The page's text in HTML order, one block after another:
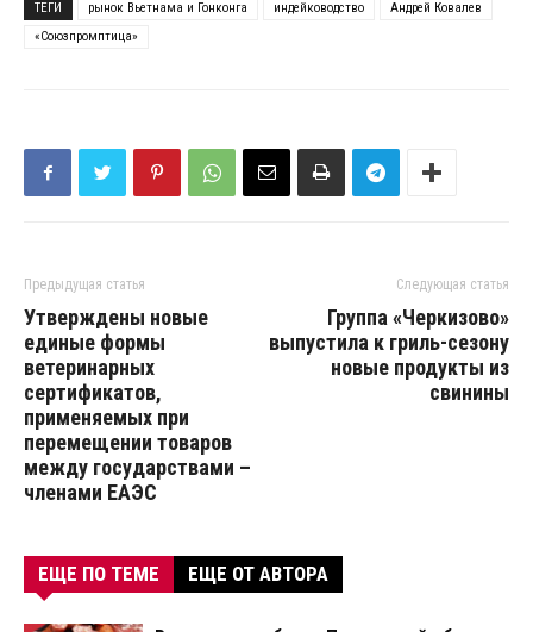
ТЕГИ
рынок Вьетнама и Гонконга индейководство
Андрей Ковалев
«Союзпромптица»
Предыдущая статья
Утверждены новые
единые формы
ветеринарных
сертификатов,
применяемых при
перемещении товаров
между государствами –
членами ЕАЭС
Следующая статья
Группа «Черкизово»
выпустила к гриль-сезону
новые продукты из
свинины
ЕЩЕ ПО ТЕМЕ ЕЩЕ ОТ АВТОРА